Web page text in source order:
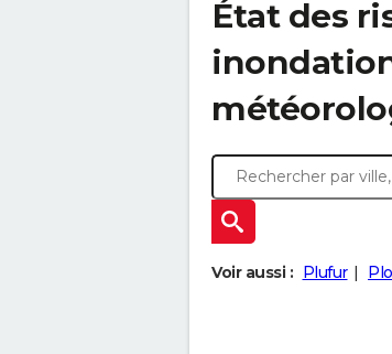
État des
Voir aussi : Plufur